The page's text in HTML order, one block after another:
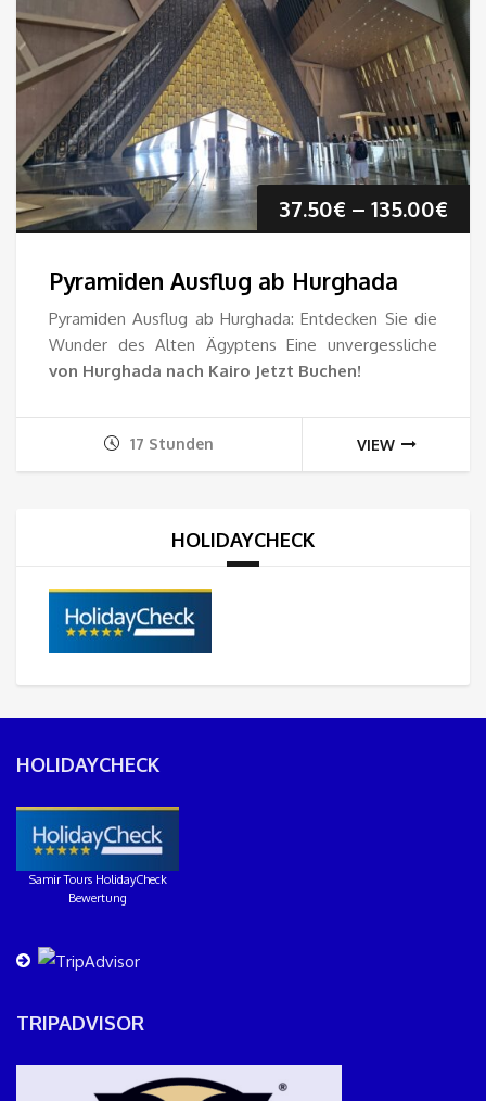
37.50€ – 135.00€
Pyramiden Ausflug ab Hurghada
Pyramiden Ausflug ab Hurghada: Entdecken Sie die
Wunder des Alten Ägyptens Eine unvergessliche
von Hurghada nach Kairo Jetzt Buchen!
17 Stunden VIEW
HOLIDAYCHECK
HOLIDAYCHECK
Samir Tours HolidayCheck
Bewertung
TRIPADVISOR